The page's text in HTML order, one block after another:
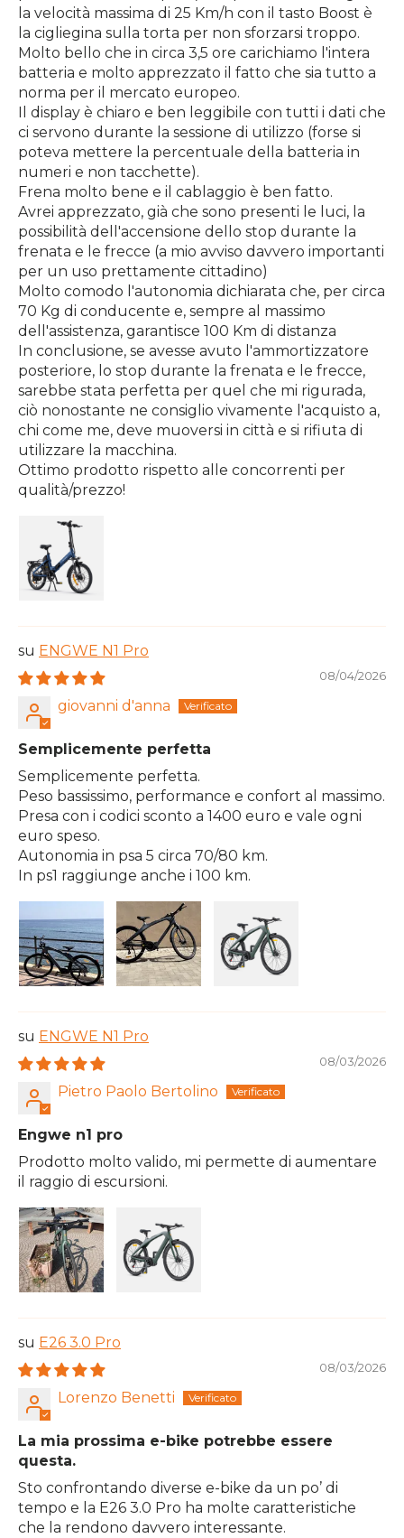
la velocità massima di 25 Km/h con il tasto Boost è
la cigliegina sulla torta per non sforzarsi troppo.
Molto bello che in circa 3,5 ore carichiamo l'intera
batteria e molto apprezzato il fatto che sia tutto a
norma per il mercato europeo.
Il display è chiaro e ben leggibile con tutti i dati che
ci servono durante la sessione di utilizzo (forse si
poteva mettere la percentuale della batteria in
numeri e non tacchette).
Frena molto bene e il cablaggio è ben fatto.
Avrei apprezzato, già che sono presenti le luci, la
possibilità dell'accensione dello stop durante la
frenata e le frecce (a mio avviso davvero importanti
per un uso prettamente cittadino)
Molto comodo l'autonomia dichiarata che, per circa
70 Kg di conducente e, sempre al massimo
dell'assistenza, garantisce 100 Km di distanza
In conclusione, se avesse avuto l'ammortizzatore
posteriore, lo stop durante la frenata e le frecce,
sarebbe stata perfetta per quel che mi rigurada,
ciò nonostante ne consiglio vivamente l'acquisto a,
chi come me, deve muoversi in città e si rifiuta di
utilizzare la macchina.
Ottimo prodotto rispetto alle concorrenti per
qualità/prezzo!
ENGWE N1 Pro
08/04/2026
giovanni d'anna
Semplicemente perfetta
Semplicemente perfetta.
Peso bassissimo, performance e confort al massimo.
Presa con i codici sconto a 1400 euro e vale ogni
euro speso.
Autonomia in psa 5 circa 70/80 km.
In ps1 raggiunge anche i 100 km.
ENGWE N1 Pro
08/03/2026
Pietro Paolo Bertolino
Engwe n1 pro
Prodotto molto valido, mi permette di aumentare
il raggio di escursioni.
E26 3.0 Pro
08/03/2026
Lorenzo Benetti
La mia prossima e-bike potrebbe essere
questa.
Sto confrontando diverse e-bike da un po’ di
tempo e la E26 3.0 Pro ha molte caratteristiche
che la rendono davvero interessante.